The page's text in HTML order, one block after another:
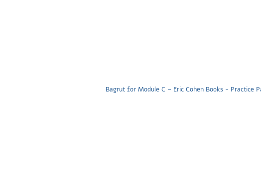
Bagrut for Module C – Eric Cohen Books - Practice